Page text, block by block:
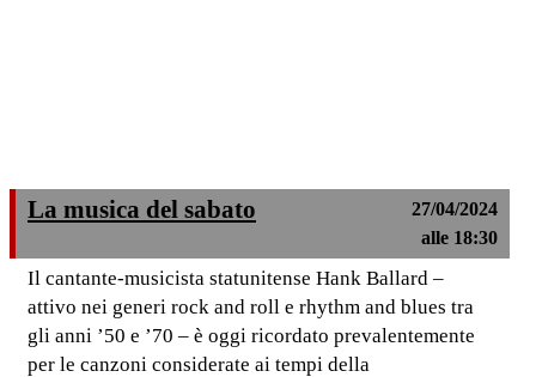
La musica del sabato
27/04/2024
alle 18:30
Il cantante-musicista statunitense Hank Ballard –
attivo nei generi rock and roll e rhythm and blues tra
gli anni ’50 e ’70 – è oggi ricordato prevalentemente
per le canzoni considerate ai tempi della